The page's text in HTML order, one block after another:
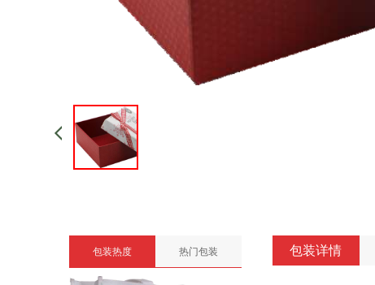
包装热度 热门包装 包装详情